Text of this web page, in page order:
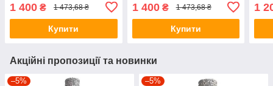
1 400 ₴ 1 473,68 ₴
Купити
1 400₴ 1 473,68 ₴
Купити
1
Акційні пропозиції та новинки
–5% –5%